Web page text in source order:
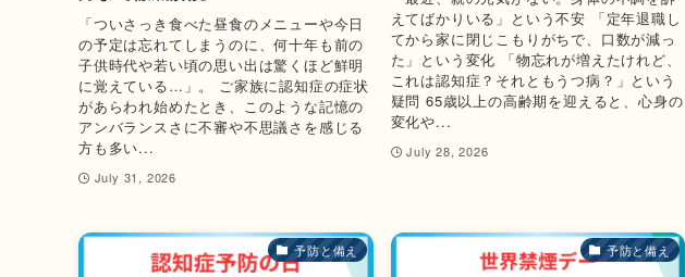
「ついさっき食べた昼食のメニューや今日
の予定は忘れてしまうのに、何十年も前の
子供時代や若い頃の思い出は驚くほど鮮明
に覚えている…」。 ご家族に認知症の症状
があらわれ始めたとき、このような記憶の
アンバランスさに不審や不思議さを感じる
方も多い...
July 31, 2026
えてばかりいる」という不安 「定年退職し
てから家に閉じこもりがちで、口数が減っ
た」という変化 「物忘れが増えたけれど、
これは認知症？それともうつ病？」という
疑問 65歳以上の高齢期を迎えると、心身の
変化や...
July 28, 2026
予防と備え 予防と備え